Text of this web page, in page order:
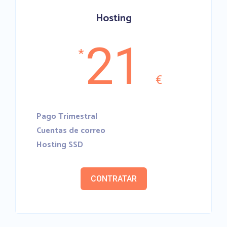
Hosting
* 21 €
Pago Trimestral
Cuentas de correo
Hosting SSD
CONTRATAR